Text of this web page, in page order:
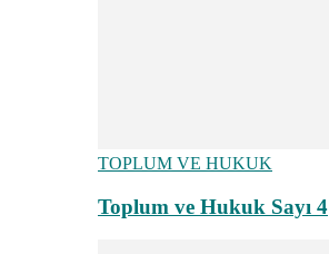
TOPLUM VE HUKUK
Toplum ve Hukuk Sayı 4